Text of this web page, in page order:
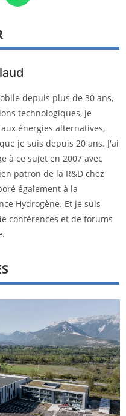
depuis plus de 30 ans,
technologiques, je
énergies alternatives,
je suis depuis 20 ans. J'ai
à ce sujet en 2007 avec
patron de la R&D chez
également à la
Hydrogène. Et je suis
conférences et de forums